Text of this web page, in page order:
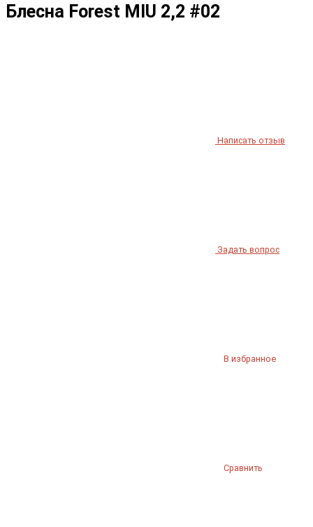
Блесна Forest MIU 2,2 #02
Написать отзыв
Задать вопрос
В избранное
Сравнить